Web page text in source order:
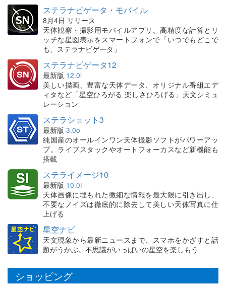
ステラナビゲータ・モバイル
8月4日 リリース
天体観察・撮影用モバイルアプリ。高精度な計算とリ
ッチな星図表示をスマートフォンで「いつでもどこで
も、ステラナビゲータ」
ステラナビゲータ12
最新版 12.0i
美しい描画、豊富な天体データ、オリジナル番組エデ
ィタなど「星空ひろがる 楽しさひろげる」天文シミュ
レーション
ステラショット3
最新版 3.0o
純国産のオールインワン天体撮影ソフトがパワーアッ
プ。ライブスタックやオートフォーカスなど新機能も
搭載
ステライメージ10
最新版 10.0f
天体画像に埋もれた微細な情報を最大限に引き出し、
不要なノイズは徹底的に除去して美しい天体写真に仕
上げる
星空ナビ
天文現象から最新ニュースまで、スマホをかざすと話
題がうかぶ。不思議がいっぱいの星空を楽しもう
ショッピング